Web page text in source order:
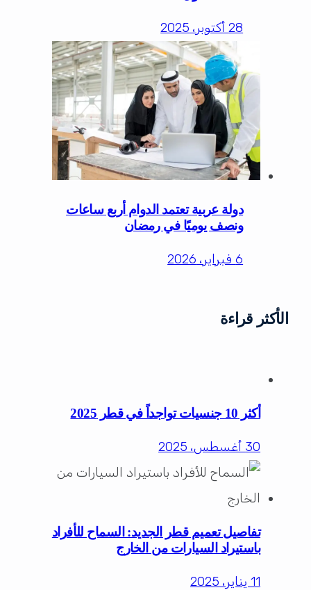
28 أكتوبر، 2025
دولة عربية تعتمد الدوام أربع ساعات
ونصف يوميًا في رمضان
6 فبراير، 2026
الأكثر قراءة
أكثر 10 جنسيات تواجداً في قطر 2025
30 أغسطس، 2025
تفاصيل تعميم قطر الجديد: السماح للأفراد
باستيراد السيارات من الخارج
11 يناير، 2025